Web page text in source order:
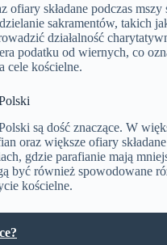
ofiary składane podczas
sakramentów, takich
działalność
podatku od wiernych, co
cele kościelne.
są dość znaczące. W
oraz większe ofiary
gdzie parafianie mają
być również spowodowane
kościelne.